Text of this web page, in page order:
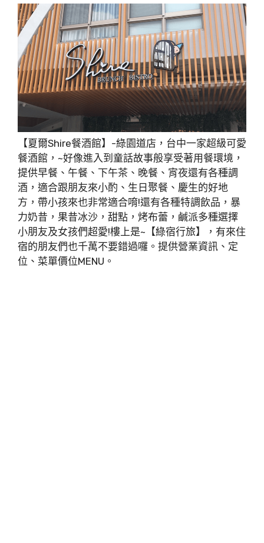
【夏爾Shire餐酒館】-綠園道店，台中一家超級可愛
餐酒館，~好像進入到童話故事般享受著用餐環境，
提供早餐、午餐、下午茶、晚餐、宵夜還有各種調
酒，適合跟朋友來小酌、生日聚餐、慶生的好地
方，帶小孩來也非常適合唷!還有各種特調飲品，暴
力奶昔，果昔冰沙，甜點，烤布蕾，鹹派多種選擇
小朋友及女孩們超愛!樓上是~【綠宿行旅】，有來住
宿的朋友們也千萬不要錯過囉。提供營業資訊、定
位、菜單價位MENU。